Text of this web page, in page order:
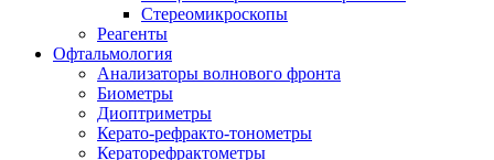
Стереомикроскопы
Реагенты
Офтальмология
Анализаторы волнового фронта
Биометры
Диоптриметры
Керато-рефракто-тонометры
Кераторефрактометры